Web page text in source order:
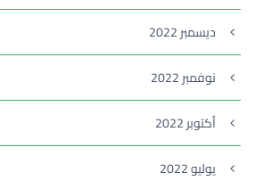
ديسمبر 2022
نوفمبر 2022
أكتوبر 2022
يوليو 2022